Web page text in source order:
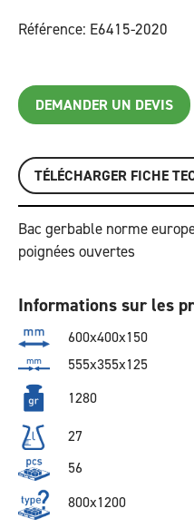
Référence: E6415-2020
DEMANDER UN DEVIS
TÉLÉCHARGER FICHE
Bac gerbable norme
poignées ouvertes
Informations sur les
600x400x150
555x355x125
1280
27
56
800x1200